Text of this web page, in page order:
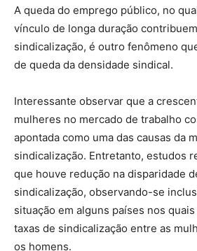
A queda do emprego público, no
vínculo de longa duração
sindicalização, é outro fenômeno
de queda da densidade sindical.
Interessante observar que a
mulheres no mercado de trabalho
apontada como uma das causas da
sindicalização. Entretanto, estudos
que houve redução na disparidade
sindicalização, observando-se
situação em alguns países nos
taxas de sindicalização entre as
os homens.